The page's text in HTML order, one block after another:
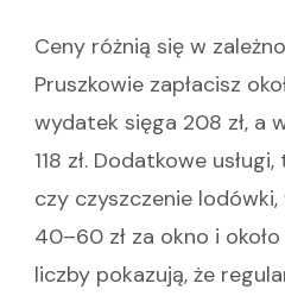
Ceny różnią się w
Pruszkowie zapłacisz
wydatek sięga 208 zł, a
118 zł. Dodatkowe
czy czyszczenie
40–60 zł za okno i
liczby pokazują, że